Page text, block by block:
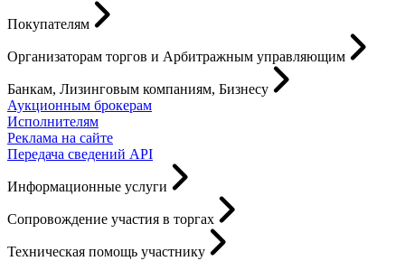
Покупателям
Организаторам торгов и Арбитражным управляющим
Банкам, Лизинговым компаниям, Бизнесу
Аукционным брокерам
Исполнителям
Реклама на сайте
Передача сведений API
Информационные услуги
Сопровождение участия в торгах
Техническая помощь участнику